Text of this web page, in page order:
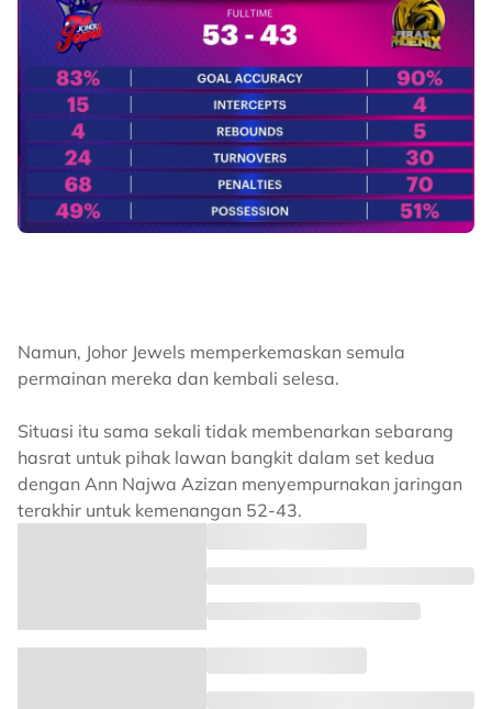
Namun, Johor Jewels memperkemaskan semula
permainan mereka dan kembali selesa.
Situasi itu sama sekali tidak membenarkan sebarang
hasrat untuk pihak lawan bangkit dalam set kedua
dengan Ann Najwa Azizan menyempurnakan jaringan
terakhir untuk kemenangan 52-43.